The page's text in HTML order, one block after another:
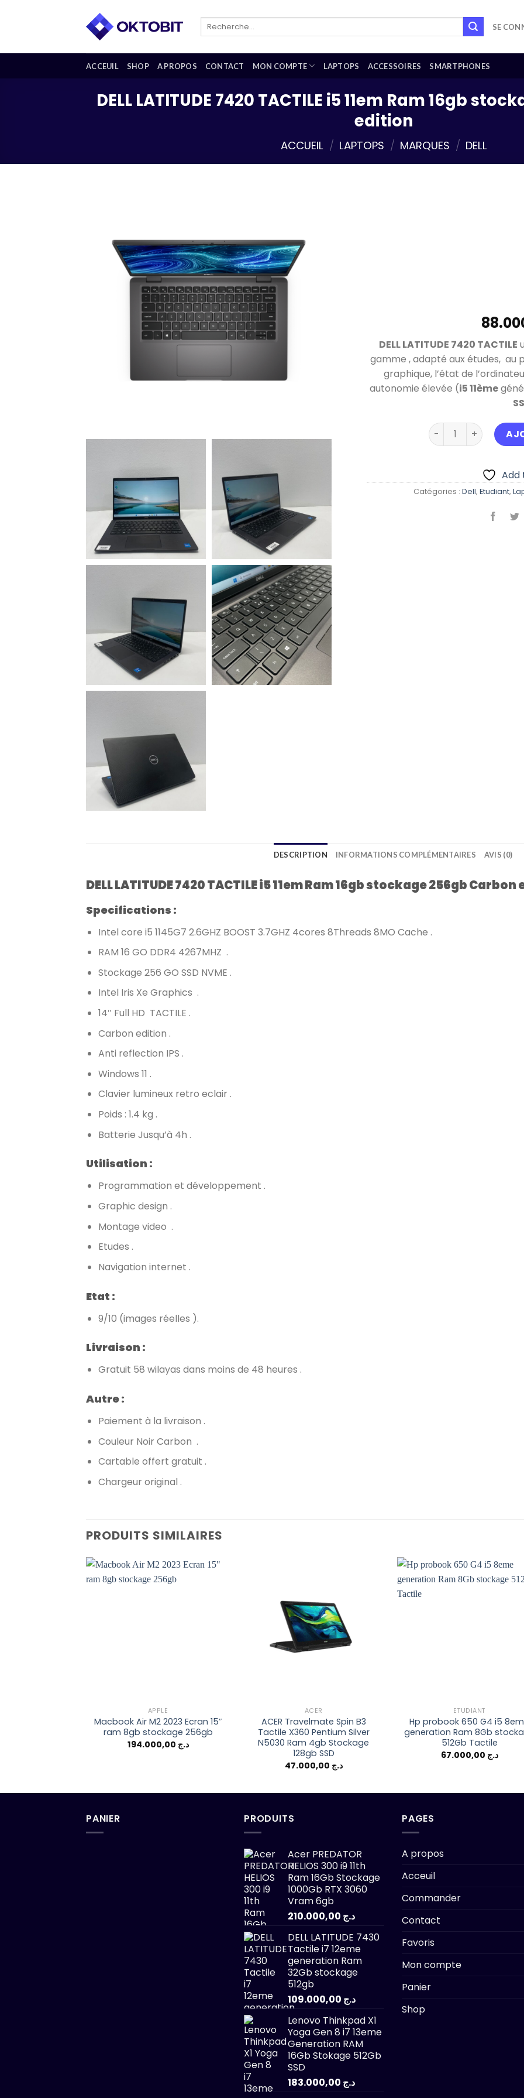
Recherche
SE
ACCEUIL SHOP A PROPOS CONTACT MON COMPTE LAPTOPS ACCESSOIRES SMARTPHONES
DELL LATITUDE 7420 TACTILE i5 11em Ram 16gb
edition
ACCUEIL / LAPTOPS / MARQUES / DELL
Add to
wishlist
DELL LATITUDE 7420 TACTILE
gamme , adapté aux études,
graphique, l’état de
autonomie élevée (i5 11ème
quantité de DELL
Add
Catégories : Dell, Etudiant,
DESCRIPTION INFORMATIONS COMPLÉMENTAIRES AVIS (0)
DELL LATITUDE 7420 TACTILE i5 11em Ram 16gb stockage 256gb
Specifications :
Intel core i5 1145G7 2.6GHZ BOOST 3.7GHZ 4cores 8Threads 8MO Cache .
RAM 16 GO DDR4 4267MHZ .
Stockage 256 GO SSD NVME .
Intel Iris Xe Graphics .
14″ Full HD TACTILE .
Carbon edition .
Anti reflection IPS .
Windows 11 .
Clavier lumineux retro eclair .
Poids : 1.4 kg .
Batterie Jusqu’à 4h .
Utilisation :
Programmation et développement .
Graphic design .
Montage video .
Etudes .
Navigation internet .
Etat :
9/10 (images réelles ).
Livraison :
Gratuit 58 wilayas dans moins de 48 heures .
Autre :
Paiement à la livraison .
Couleur Noir Carbon .
Cartable offert gratuit .
Chargeur original .
PRODUITS SIMILAIRES
APPLE
Macbook Air M2 2023 Ecran 15″
ram 8gb stockage 256gb
د.ج
ACER
ACER Travelmate Spin B3
Tactile X360 Pentium Silver
N5030 Ram 4gb Stockage
128gb SSD
د.ج
ETUDIANT
Hp probook 650 G4 i5
generation Ram 8Gb
512Gb Tactile
د.ج
PANIER PRODUITS
Acer PREDATOR
HELIOS 300 i9 11th
Ram 16Gb Stockage
1000Gb RTX 3060
Vram 6gb
د.ج
DELL LATITUDE 7430
Tactile i7 12eme
generation Ram
32Gb stockage
512gb
د.ج
Lenovo Thinkpad X1
Yoga Gen 8 i7 13eme
Generation RAM
16Gb Stokage 512Gb
SSD
د.ج
PAGES
A propos
Acceuil
Commander
Contact
Favoris
Mon compte
Panier
Shop